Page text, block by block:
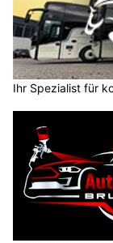
Ihr Spezialist für